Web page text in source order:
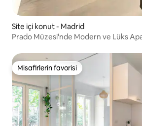
Site içi konut - Madrid
Prado Müzesi'nde Modern ve Lüks
Misafirlerin favorisi
Misafirlerin favorisi